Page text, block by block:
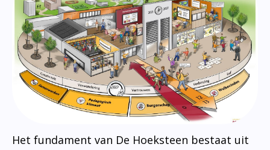
Het fundament van De Hoeksteen bestaat uit